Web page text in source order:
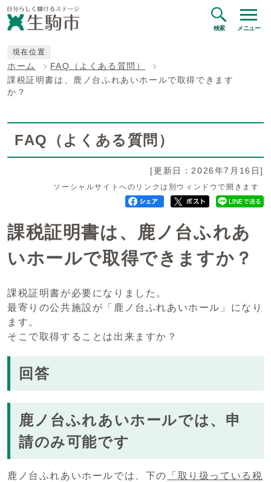
検索 メニュー
現在位置
ホーム
FAQ（よくある質問）
課税証明書は、鹿ノ台ふれあいホールで取得できます
か？
FAQ（よくある質問）
[更新日：2026年7月16日]
ソーシャルサイトへのリンクは別ウィンドウで開きます
課税証明書は、鹿ノ台ふれあ
いホールで取得できますか？
課税証明書が必要になりました。
最寄りの公共施設が「鹿ノ台ふれあいホール」になり
ます。
そこで取得することは出来ますか？
回答
鹿ノ台ふれあいホールでは、申
請のみ可能です
鹿ノ台ふれあいホールでは、下の
「取り扱っている税